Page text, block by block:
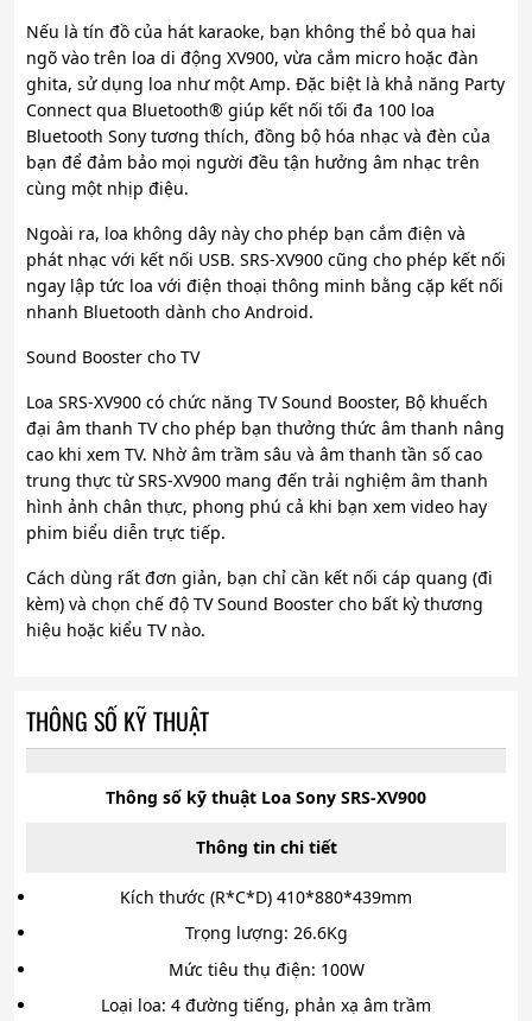
Nếu là tín đồ của hát karaoke, bạn không thể bỏ qua hai
ngõ vào trên loa di động XV900, vừa cắm micro hoặc đàn
ghita, sử dụng loa như một Amp. Đặc biệt là khả năng Party
Connect qua Bluetooth® giúp kết nối tối đa 100 loa
Bluetooth Sony tương thích, đồng bộ hóa nhạc và đèn của
bạn để đảm bảo mọi người đều tận hưởng âm nhạc trên
cùng một nhịp điệu.
Ngoài ra, loa không dây này cho phép bạn cắm điện và
phát nhạc với kết nối USB. SRS-XV900 cũng cho phép kết nối
ngay lập tức loa với điện thoại thông minh bằng cặp kết nối
nhanh Bluetooth dành cho Android.
Sound Booster cho TV
Loa SRS-XV900 có chức năng TV Sound Booster, Bộ khuếch
đại âm thanh TV cho phép bạn thưởng thức âm thanh nâng
cao khi xem TV. Nhờ âm trầm sâu và âm thanh tần số cao
trung thực từ SRS-XV900 mang đến trải nghiệm âm thanh
hình ảnh chân thực, phong phú cả khi bạn xem video hay
phim biểu diễn trực tiếp.
Cách dùng rất đơn giản, bạn chỉ cần kết nối cáp quang (đi
kèm) và chọn chế độ TV Sound Booster cho bất kỳ thương
hiệu hoặc kiểu TV nào.
THÔNG SỐ KỸ THUẬT
Thông số kỹ thuật Loa Sony SRS-XV900
Thông tin chi tiết
Kích thước (R*C*D) 410*880*439mm
Trọng lượng: 26.6Kg
Mức tiêu thụ điện: 100W
Loại loa: 4 đường tiếng, phản xạ âm trầm